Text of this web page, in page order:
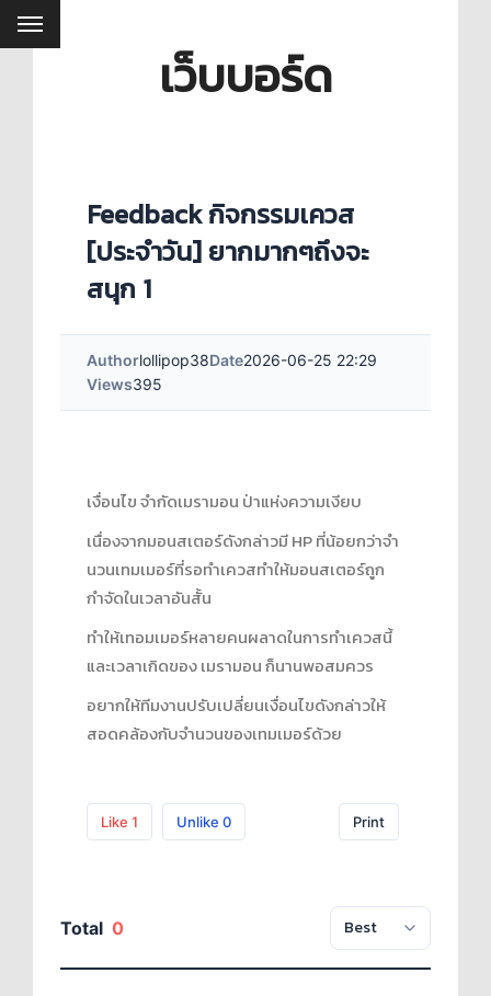
เว็บบอร์ด
Feedback กิจกรรมเควส
[ประจำวัน] ยากมากๆถึงจะ
สนุก 1
Authorlollipop38Date2026-06-25 22:29
Views395
เงื่อนไข จำกัดเมรามอน ป่าแห่งความเงียบ
เนื่องจากมอนสเตอร์ดังกล่าวมี HP ที่น้อยกว่าจำ
นวนเทมเมอร์ที่รอทำเควสทำให้มอนสเตอร์ถูก
กำจัดในเวลาอันสั้น
ทำให้เทอมเมอร์หลายคนผลาดในการทำเควสนี้
และเวลาเกิดของ เมรามอน ก็นานพอสมควร
อยากให้ทีมงานปรับเปลี่ยนเงื่อนไขดังกล่าวให้
สอดคล้องกับจำนวนของเทมเมอร์ด้วย
Like 1 Unlike 0 Print
Total 0